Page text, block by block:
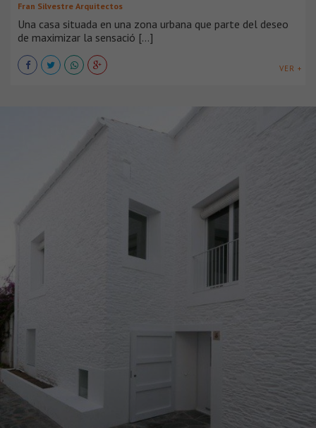
Fran Silvestre Arquitectos
Una casa situada en una zona urbana que parte del deseo
de maximizar la sensació [...]
VER +